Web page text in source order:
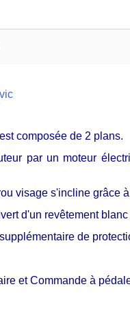
composée de 2 plans.
par un moteur
visage s'incline grâce
d'un revêtement
de
et Commande à